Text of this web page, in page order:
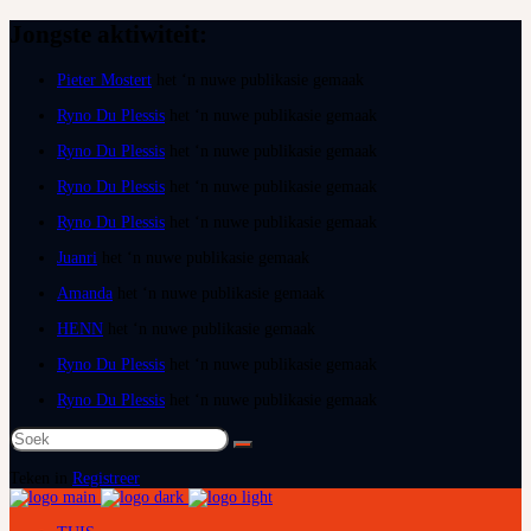
Pieter Mostert
Ryno Du Plessis
Ryno Du Plessis
Ryno Du Plessis
Ryno Du Plessis
Juanri
Amanda
HENN
Ryno Du Plessis
Ryno Du Plessis
Soek
na:
Registreer